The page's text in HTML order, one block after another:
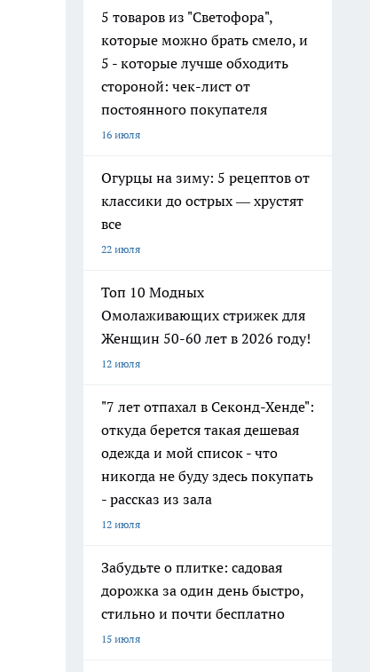
5 товаров из "Светофора",
которые можно брать смело, и
5 - которые лучше обходить
стороной: чек-лист от
постоянного покупателя
16 июля
Огурцы на зиму: 5 рецептов от
классики до острых — хрустят
все
22 июля
Топ 10 Модных
Омолаживающих стрижек для
Женщин 50-60 лет в 2026 году!
12 июля
"7 лет отпахал в Секонд-Хенде":
откуда берется такая дешевая
одежда и мой список - что
никогда не буду здесь покупать
- рассказ из зала
12 июля
Забудьте о плитке: садовая
дорожка за один день быстро,
стильно и почти бесплатно
15 июля